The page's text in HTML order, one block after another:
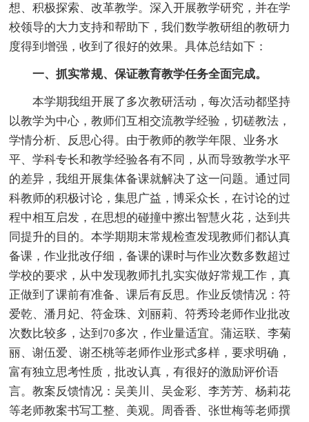
想、积极探索、改革教学。深入开展教学研究，并在学
校领导的大力支持和帮助下，我们数学教研组的教研力
度得到增强，收到了很好的效果。具体总结如下：
一、抓实常规、保证教育教学任务全面完成。
本学期我组开展了多次教研活动，每次活动都坚持
以教学为中心，教师们互相交流教学经验，切磋教法，
学情分析、反思心得。由于教师的教学年限、业务水
平、学科专长和教学经验各有不同，从而导致教学水平
的差异，我组开展集体备课就解决了这一问题。通过同
科教师的积极讨论，集思广益，博采众长，在讨论的过
程中相互启发，在思想的碰撞中擦出智慧火花，达到共
同提升的目的。本学期期末常规检查发现教师们都认真
备课，作业批改仔细，备课的课时与作业次数多数超过
学校的要求，从中发现教师扎扎实实做好常规工作，真
正做到了课前有准备、课后有反思。作业反馈情况：符
爱乾、潘月妃、符金珠、刘丽莉、符秀玲老师作业批改
次数比较多，达到70多次，作业量适宜。蒲运联、李菊
丽、谢伍爱、谢丕桃等老师作业形式多样，要求明确，
富有独立思考性质，批改认真，有很好的激励评价语
言。教案反馈情况：吴美川、吴金彩、李芳芳、杨莉花
等老师教案书写工整、美观。周香香、张世梅等老师撰